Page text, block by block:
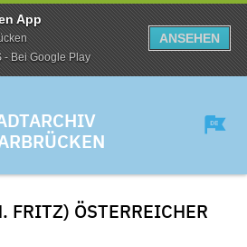
App
- Bei Google Play
ANSEHEN
FRITZ) ÖSTERREICHER